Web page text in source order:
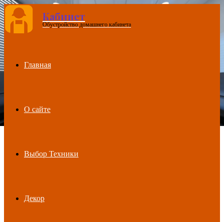
Menu
Кабинет
Обустройство домашнего кабинета
Главная
О сайте
Выбор Техники
Декор